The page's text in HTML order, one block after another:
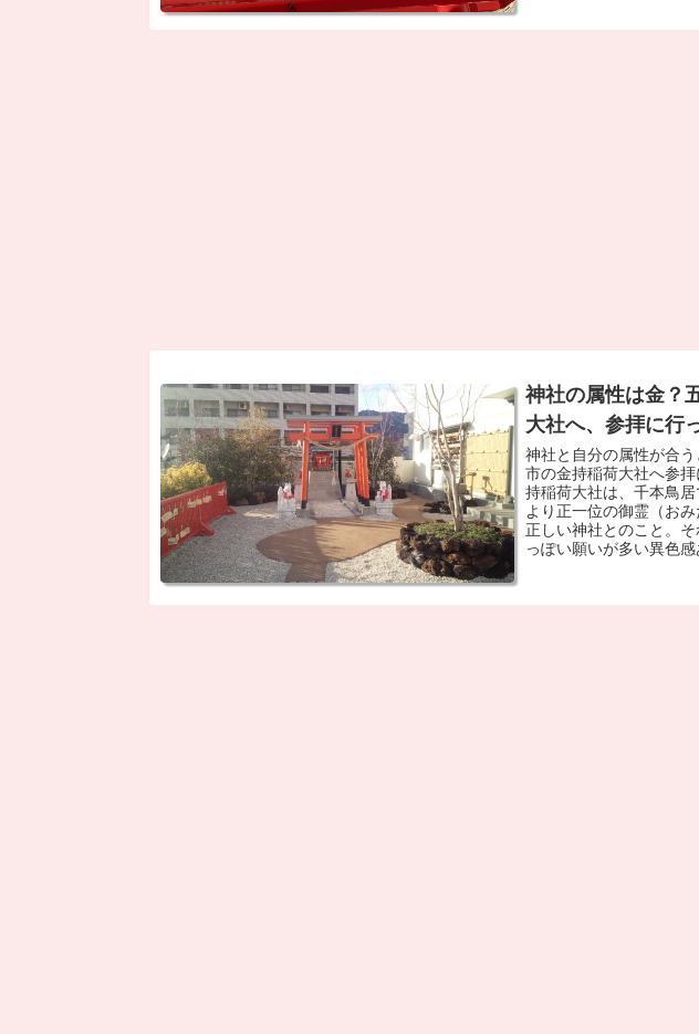
神社の属性は金？
大社へ、参拝に行
神社と自分の属性が合
市の金持稲荷大社へ参
持稲荷大社は、千本鳥
より正一位の御霊（お
正しい神社とのこと。
っぽい願いが多い異色感